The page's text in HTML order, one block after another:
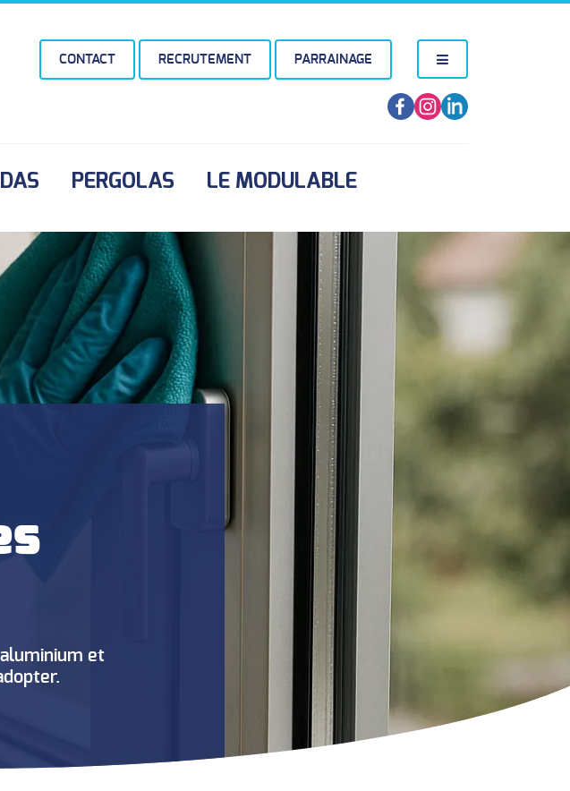
CONTACT RECRUTEMENT PARRAINAGE
PERGOLAS LE MODULABLE
et